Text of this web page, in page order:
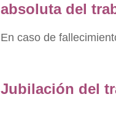
absoluta del
En caso de
Jubilación del